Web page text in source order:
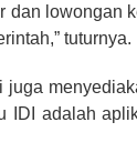
dan lowongan
tuturnya.
IDI adalah